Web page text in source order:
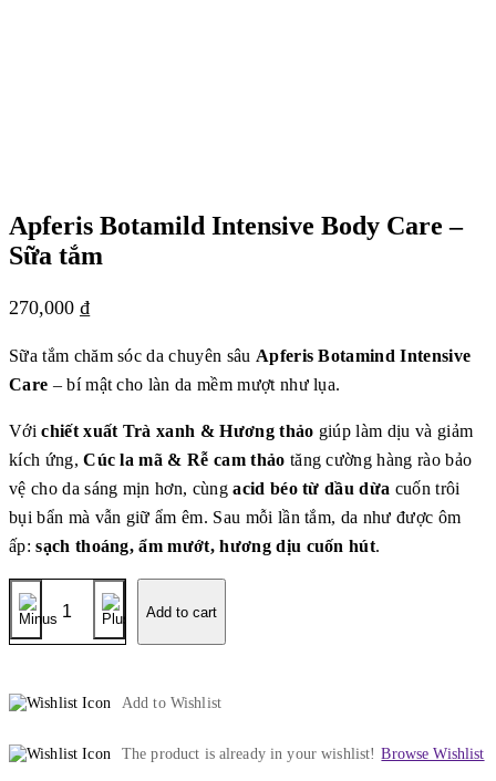
Apferis Botamild Intensive Body Care –
Sữa tắm
270,000 ₫
Sữa tắm chăm sóc da chuyên sâu Apferis Botamind Intensive
Care – bí mật cho làn da mềm mượt như lụa.
Vớichiết xuất Trà xanh & Hương thảo giúp làm dịu và giảm
kích ứng,Cúc la mã & Rễ cam thảo tăng cường hàng rào bảo
vệ cho da sáng mịn hơn, cùngacid béo từ dầu dừa cuốn trôi
bụi bẩn mà vẫn giữ ẩm êm. Sau mỗi lần tắm, da như được ôm
ấp:sạch thoáng, ẩm mướt, hương dịu cuốn hút.
Apferis
Botamild
Intensive
Body
Sữa
quantity
Add to cart
Add to Wishlist
The product is already in your wishlist! Browse Wishlist